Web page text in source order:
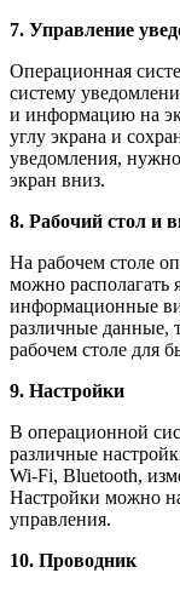
7. Управление
Операционная
систему
и информацию на
углу экрана и
уведомления,
экран вниз.
8. Рабочий стол и
На рабочем столе
можно
информационные
различные данные,
рабочем столе для
9. Настройки
В операционной
различные
Wi-Fi, Bluetooth,
Настройки можно
управления.
10. Проводник